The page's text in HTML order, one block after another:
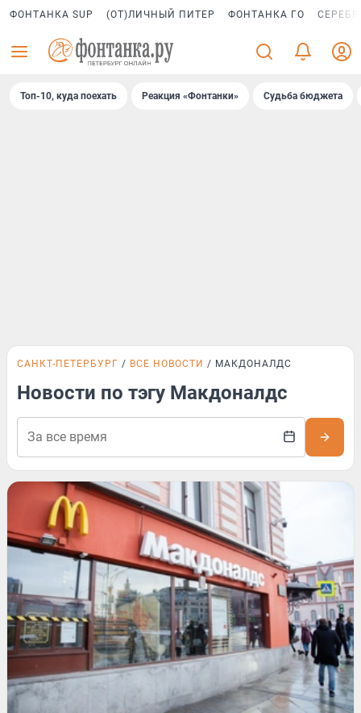
ФОНТАНКА SUP (ОТ)ЛИЧНЫЙ ПИТЕР ФОНТАНКА ГО
Топ-10, куда поехать Реакция «Фонтанки» Судьба бюджета
САНКТ-ПЕТЕРБУРГ ВСЕ НОВОСТИ МАКДОНАЛДС
Новости по тэгу Макдоналдс